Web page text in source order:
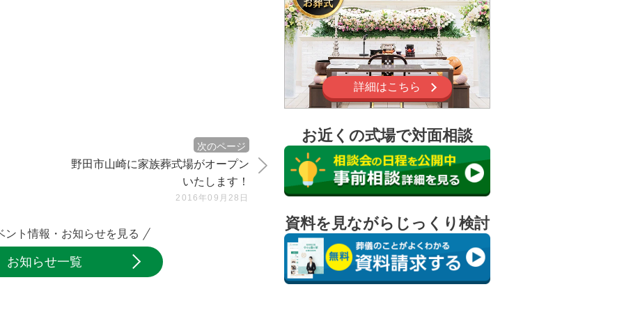
次のページ
野田市山崎に家族葬式場がオープン
いたします！
2016年09月28日
ント情報・お知らせを見る
お知らせ一覧
詳細はこちら
お近くの式場で対面相談
資料を見ながらじっくり検討